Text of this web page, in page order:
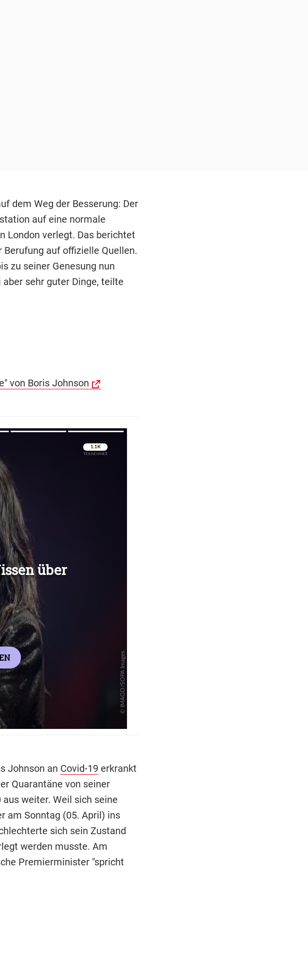
dem Weg der Besserung: Der
auf eine normale
London verlegt. Das berichtet
Berufung auf offizielle Quellen.
zu seiner Genesung nun
sehr guter Dinge, teilte
von Boris Johnson
Überspringen
Johnson an Covid-19 erkrankt
Quarantäne von seiner
weiter. Weil sich seine
am Sonntag (05. April) ins
sich sein Zustand
werden musste. Am
Premierminister "spricht